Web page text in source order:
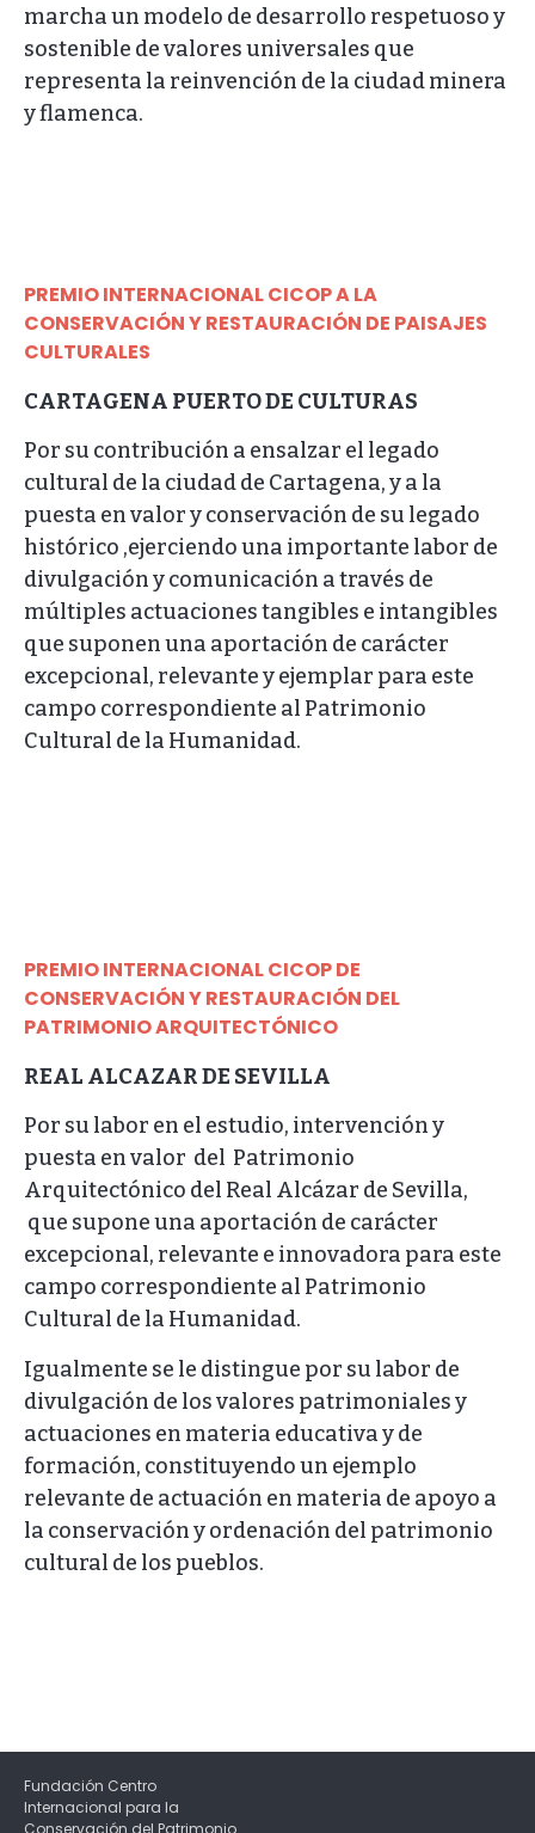
marcha un modelo de desarrollo respetuoso y
sostenible de valores universales que
representa la reinvención de la ciudad minera
y flamenca.
PREMIO INTERNACIONAL CICOP A LA
CONSERVACIÓN Y RESTAURACIÓN DE PAISAJES
CULTURALES
CARTAGENA PUERTO DE CULTURAS
Por su contribución a ensalzar el legado
cultural de la ciudad de Cartagena, y a la
puesta en valor y conservación de su legado
histórico ,ejerciendo una importante labor de
divulgación y comunicación a través de
múltiples actuaciones tangibles e intangibles
que suponen una aportación de carácter
excepcional, relevante y ejemplar para este
campo correspondiente al Patrimonio
Cultural de la Humanidad.
PREMIO INTERNACIONAL CICOP DE
CONSERVACIÓN Y RESTAURACIÓN DEL
PATRIMONIO ARQUITECTÓNICO
REAL ALCAZAR DE SEVILLA
Por su labor en el estudio, intervención y
puesta en valor del Patrimonio
Arquitectónico del Real Alcázar de Sevilla,
que supone una aportación de carácter
excepcional, relevante e innovadora para este
campo correspondiente al Patrimonio
Cultural de la Humanidad.
Igualmente se le distingue por su labor de
divulgación de los valores patrimoniales y
actuaciones en materia educativa y de
formación, constituyendo un ejemplo
relevante de actuación en materia de apoyo a
la conservación y ordenación del patrimonio
cultural de los pueblos.
Fundación Centro
Internacional para la
Conservación del Patrimonio